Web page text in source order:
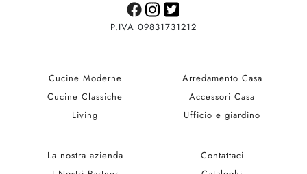
P.IVA 09831731212
Cucine Moderne
Cucine Classiche
Living
Arredamento Casa
Accessori Casa
Ufficio e giardino
La nostra azienda
Contattaci